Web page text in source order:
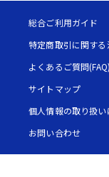
総合ご利用ガイド
特定商取引に関す
よくあるご質問(FAQ)
サイトマップ
個人情報の取り扱い
お問い合わせ